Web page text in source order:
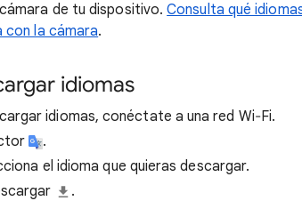
de tu dispositivo.Consulta qué
la cámara.
idiomas
idiomas, conéctate a una red Wi‐Fi.
.
el idioma que quieras descargar.
.